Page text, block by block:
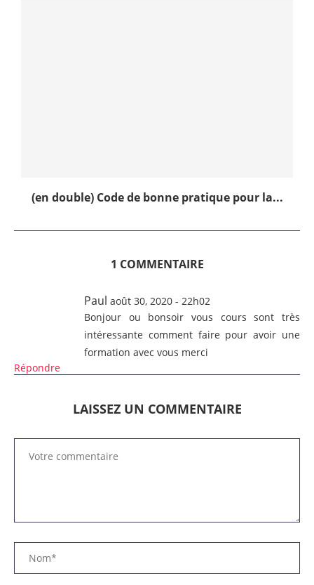
(en double) Code de bonne pratique pour la...
1 COMMENTAIRE
Paul août 30, 2020 - 22h02
Bonjour ou bonsoir vous cours sont très
intéressante comment faire pour avoir une
formation avec vous merci
Répondre
LAISSEZ UN COMMENTAIRE